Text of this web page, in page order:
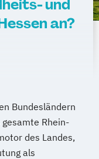
die
und
an?
Bundesländern
Rhein-
des Landes,
als